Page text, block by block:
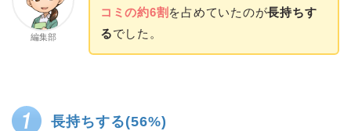
編集部
コミの約6割 を占めていたのが長持ちす
るでした。
長持ちする(56%)